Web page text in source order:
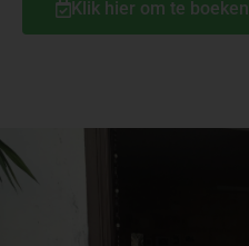
Klik hier om te boeken